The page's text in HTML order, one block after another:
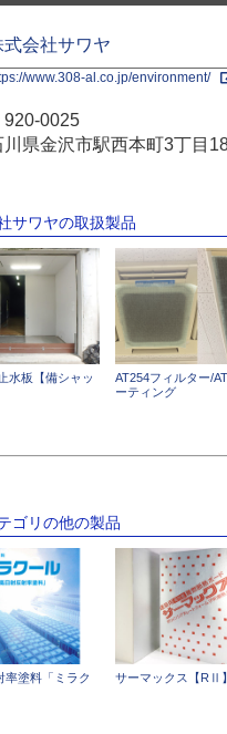
式会社サワヤ
www.308-al.co.jp/environment/
920-0025
川県金沢市駅西本町3丁目
サワヤの取扱製品
水板【備シャッ
AT254フィルター/
ーティング
ゴリの他の製品
率塗料「ミラク
サーマックス【RⅡ】